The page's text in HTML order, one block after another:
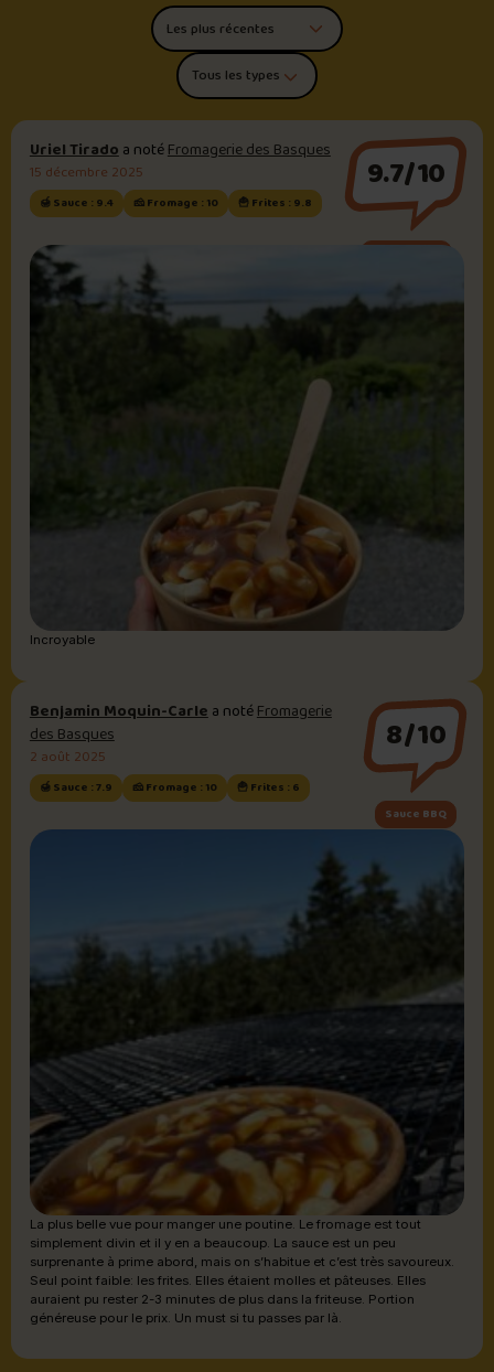
Trier les commentaires
Filtrer par type de poutine
Uriel Tiradoa notéFromagerie des Basques
15 décembre 2025
🍯 Sauce : 9.4 🧀 Fromage : 10 🍟 Frites : 9.8
9.7/10
Incroyable
Benjamin Moquin-Carlea notéFromagerie
des Basques
2 août 2025
🍯 Sauce : 7.9 🧀 Fromage : 10 🍟 Frites : 6
8/10
Sauce BBQ
La plus belle vue pour manger une poutine. Le fromage est tout
simplement divin et il y en a beaucoup. La sauce est un peu
surprenante à prime abord, mais on s’habitue et c’est très savoureux.
Seul point faible: les frites. Elles étaient molles et pâteuses. Elles
auraient pu rester 2-3 minutes de plus dans la friteuse. Portion
généreuse pour le prix. Un must si tu passes par là.